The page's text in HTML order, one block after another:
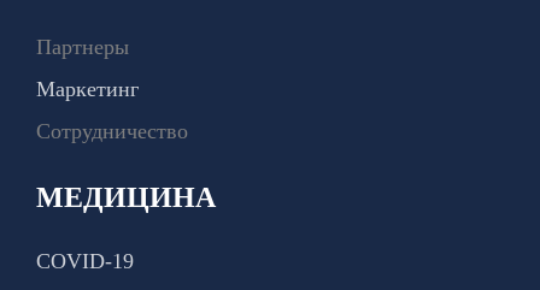
Партнеры
Маркетинг
Сотрудничество
МЕДИЦИНА
COVID-19